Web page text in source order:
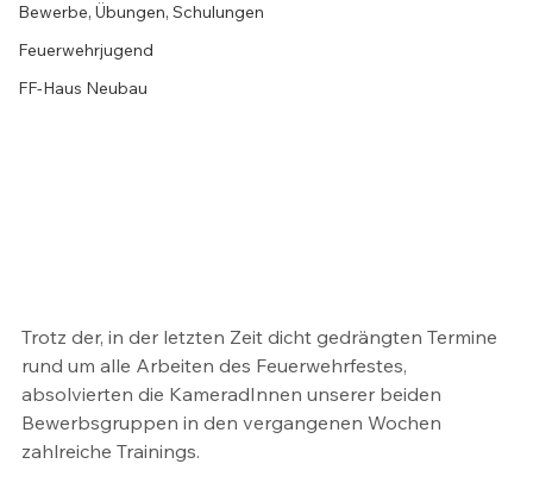
Bewerbe, Übungen, Schulungen
Feuerwehrjugend
FF-Haus Neubau
Trotz der, in der letzten Zeit dicht gedrängten Termine
rund um alle Arbeiten des Feuerwehrfestes,
absolvierten die KameradInnen unserer beiden
Bewerbsgruppen in den vergangenen Wochen
zahlreiche Trainings.